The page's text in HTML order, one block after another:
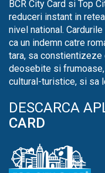
BCR City Card si Top
reduceri instant in
nivel national.
ca un indemn catre
tara, sa
deosebite si
cultural-turistice, si sa
DESCARCA
CARD